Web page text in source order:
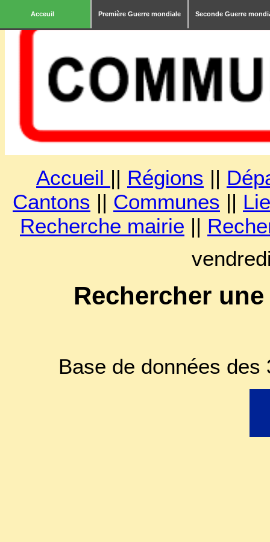
Acceuil Première Guerre mondiale Seconde Guerre
Accueil || Régions ||
Cantons || Communes ||
Recherche mairie ||
Rechercher
Base de données